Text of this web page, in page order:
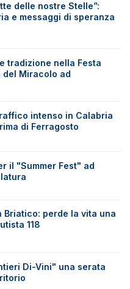
delle nostre Stelle”:
e messaggi di speranza
tradizione nella Festa
del Miracolo ad
intenso in Calabria
di Ferragosto
il "Summer Fest" ad
Briatico: perde la vita una
118
Di-Vini" una serata